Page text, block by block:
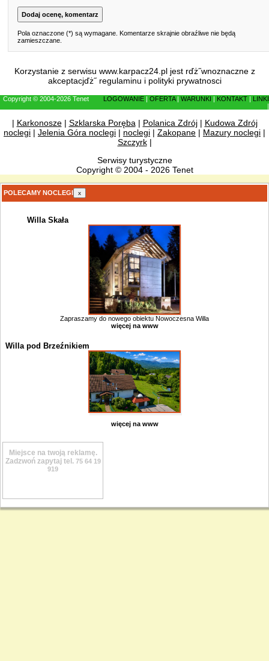
Pola oznaczone (*) są wymagane. Komentarze skrajnie obraźliwe nie będą
zamieszczane.
Korzystanie z serwisu www.karpacz24.pl jest rďż˝wnoznaczne z
akceptacjďż˝ regulaminu i polityki prywatnosci
Copyright © 2004-2026 Tenet LOGOWANIE OFERTA| WARUNKI KONTAKT
LINKI
| Karkonosze| Szklarska Poręba| Polanica Zdrój| Kudowa Zdrój
noclegi | Jelenia Góra noclegi | noclegi | Zakopane | Mazury noclegi |
Szczyrk|
Serwisy turystyczne
Copyright © 2004 - 2026 Tenet
POLECAMY NOCLEGI x
Willa Skała
Zapraszamy do nowego obiektu Nowoczesna Willa
więcej na www
Willa pod Brzeźnikiem
więcej na www
Miejsce na twoją reklamę.
Zadzwoń zapytaj tel. 75 64 19
919